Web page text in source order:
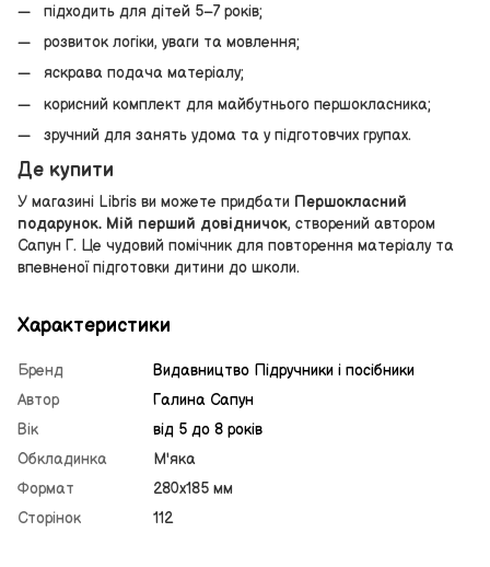
підходить для дітей 5–7 років;
розвиток логіки, уваги та мовлення;
яскрава подача матеріалу;
корисний комплект для майбутнього першокласника;
зручний для занять удома та у підготовчих групах.
Де купити
У магазині Libris ви можете придбати Першокласний
подарунок. Мій перший довідничок, створений автором
Сапун Г. Це чудовий помічник для повторення матеріалу та
впевненої підготовки дитини до школи.
Характеристики
Бренд
Видавництво Підручники і посібники
Автор
Галина Сапун
Вік
від 5 до 8 років
Обкладинка
М'яка
Формат
280х185 мм
Сторінок
112